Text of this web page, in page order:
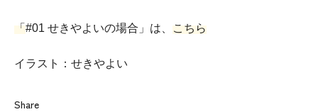
「#01 せきやよいの場合」は、 こちら
イラスト：せきやよい
Share